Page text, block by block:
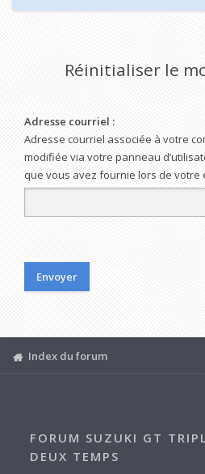
Réinitialiser le
Adresse courriel :
Adresse courriel associée à votre
modifiée via votre panneau
que vous avez fournie lors de votre
Index du forum
FORUM SUZUKI GT
DEUX TEMPS